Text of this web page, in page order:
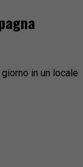
in un locale